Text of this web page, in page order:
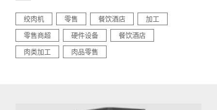
绞肉机 零售 餐饮酒店
加工
零售商超
硬件设备
餐饮酒店
肉类加工
肉品零售